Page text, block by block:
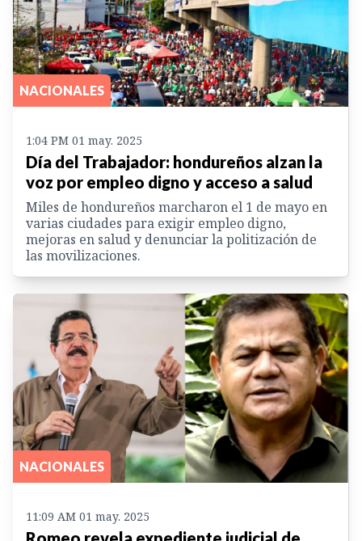
NACIONALES
1:04 PM 01 may. 2025
Día del Trabajador: hondureños alzan la
voz por empleo digno y acceso a salud
Miles de hondureños marcharon el 1 de mayo en
varias ciudades para exigir empleo digno,
mejoras en salud y denunciar la politización de
las movilizaciones.
NACIONALES
11:09 AM 01 may. 2025